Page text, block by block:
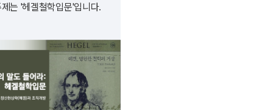
는 '헤겔철학입문'입니다.